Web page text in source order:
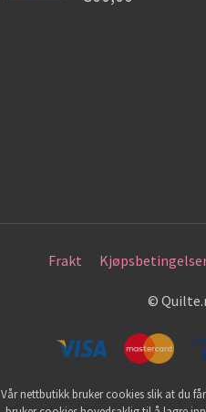
Frakt
©
Vår nettbutikk bruker cookies slik at du